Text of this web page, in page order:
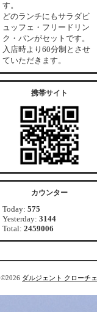
す。
どのランチにもサラダビ
ュッフェ・フリードリン
ク・パンがセットです。
入店時より60分制とさせ
ていただきます。
携帯サイト
カウンター
Today: 575
Yesterday: 3144
Total: 2459006
©2026 ダルジェント クローチェ